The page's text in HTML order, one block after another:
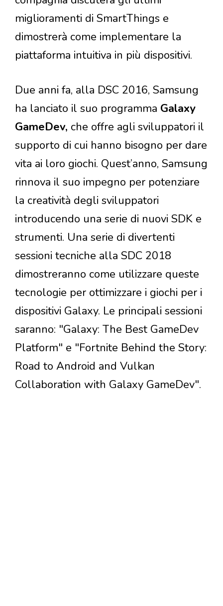
miglioramenti di SmartThings e
dimostrerà come implementare la
piattaforma intuitiva in più dispositivi.
Due anni fa, alla DSC 2016, Samsung
ha lanciato il suo programma Galaxy
GameDev, che offre agli sviluppatori il
supporto di cui hanno bisogno per dare
vita ai loro giochi. Quest’anno, Samsung
rinnova il suo impegno per potenziare
la creatività degli sviluppatori
introducendo una serie di nuovi SDK e
strumenti. Una serie di divertenti
sessioni tecniche alla SDC 2018
dimostreranno come utilizzare queste
tecnologie per ottimizzare i giochi per i
dispositivi Galaxy. Le principali sessioni
saranno: "Galaxy: The Best GameDev
Platform" e "Fortnite Behind the Story:
Road to Android and Vulkan
Collaboration with Galaxy GameDev".